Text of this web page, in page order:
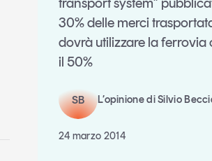
30% delle merci
dovrà utilizzare la ferrovia
il 50%
SB L’opinione di Silvio
24 marzo 2014